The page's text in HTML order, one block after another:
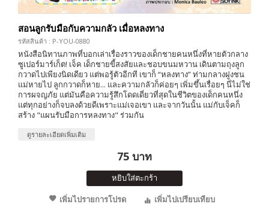
สอนลูกรับมือกับความกลัว เมื่อหลงทาง
รหัสสินค้า : P-YOU-0880
หนังสือนิทานภาพที่บอกเล่าเรื่องราวของเด็กชายคนหนึ่งที่หายตัวกลาง
ซูเปอร์มาร์เก็ต! เจ็ค เด็กชายขี้สงสัยและชอบขนมหวาน เดินตามถุงลูก
กวาดไปเพียงนิดเดียว แต่พอรู้ตัวอีกที เขาก็ “หลงทาง” ท่ามกลางฝูงชน
แม่หายไป ลูกกวาดก็หาย... และความกลัวก็ค่อยๆ เพิ่มขึ้นเรื่อยๆ นี่ไม่ใช่
การผจญภัย แต่มันคือความรู้สึกโดดเดี่ยวที่สุดในชีวิตของเด็กคนหนึ่ง
แต่ทุกอย่างก็จบลงด้วยดีเพราะแม่เจอเขา และจากวันนั้น แม่กับเจ็คก็
สร้าง "แผนรับมือการหลงทาง" ร่วมกัน
ดูรายละเอียดเพิ่มเติม
75 บาท
หยิบใส่ตะกร้า
เพิ่มไปรายการโปรด
เพิ่มไปเปรียบเทียบ